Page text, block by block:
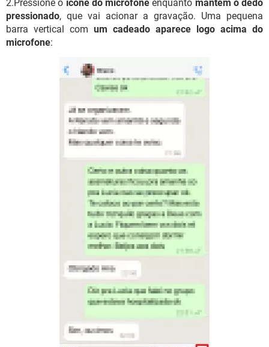
2.Pressione o ícone do microfone enquanto mantém o dedo
pressionado, que vai acionar a gravação. Uma pequena
barra vertical com um cadeado aparece logo acima do
microfone: